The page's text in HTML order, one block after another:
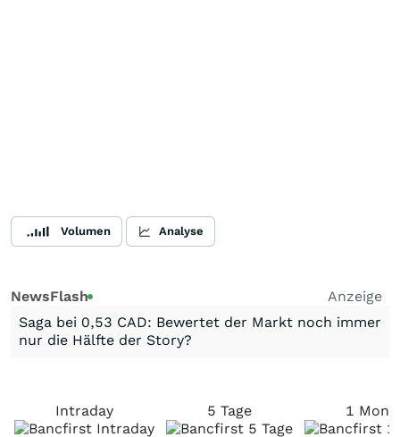
Volumen Analyse
NewsFlash
Anzeige
Saga bei 0,53 CAD: Bewertet der Markt noch immer
nur die Hälfte der Story?
Intraday 5 Tage 1